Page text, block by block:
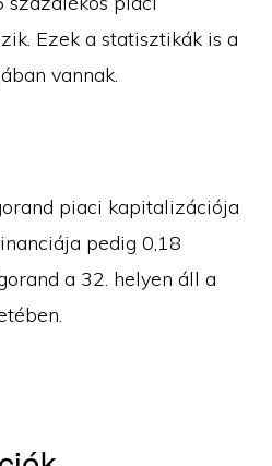
Ezek a statisztikák is a
vannak.
piaci kapitalizációja
pedig 0,18
a 32. helyen áll a